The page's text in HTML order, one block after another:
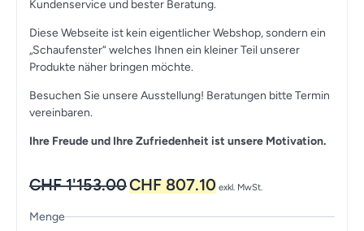
Kundenservice und bester Beratung.
Diese Webseite ist kein eigentlicher Webshop, sondern ein
„Schaufenster“ welches Ihnen ein kleiner Teil unserer
Produkte näher bringen möchte.
Besuchen Sie unsere Ausstellung! Beratungen bitte Termin
vereinbaren.
Ihre Freude und Ihre Zufriedenheit ist unsere Motivation.
CHF1'153.00Ursprünglicher
Preis
war:
CHF807.10Aktueller
Preis
ist:
exkl. MwSt.
Menge